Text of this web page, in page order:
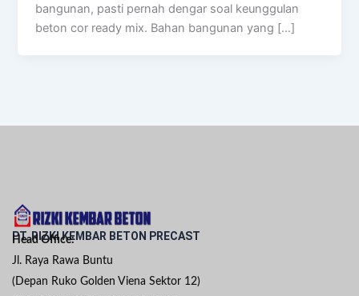
bangunan, pasti pernah dengar soal keunggulan
beton cor ready mix. Bahan bangunan yang […]
PT. RIZKI KEMBAR BETON PRECAST
Head Office:
Jl. Raya Rawa Buntu
(Depan Ruko Golden Viena Sektor 12)